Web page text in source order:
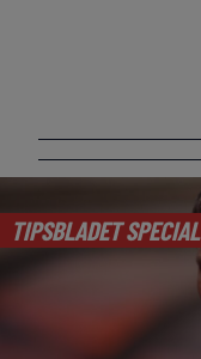
TIPSBLADET SPECIAL